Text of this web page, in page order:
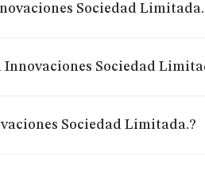
Sociedad
Sociedad
Sociedad Limitada.?